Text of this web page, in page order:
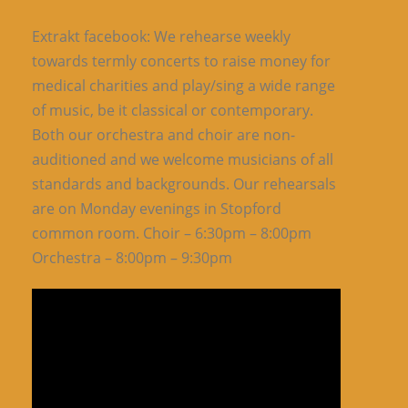
Extrakt facebook: We rehearse weekly
towards termly concerts to raise money for
medical charities and play/sing a wide range
of music, be it classical or contemporary.
Both our orchestra and choir are non-
auditioned and we welcome musicians of all
standards and backgrounds. Our rehearsals
are on Monday evenings in Stopford
common room. Choir – 6:30pm – 8:00pm
Orchestra – 8:00pm – 9:30pm